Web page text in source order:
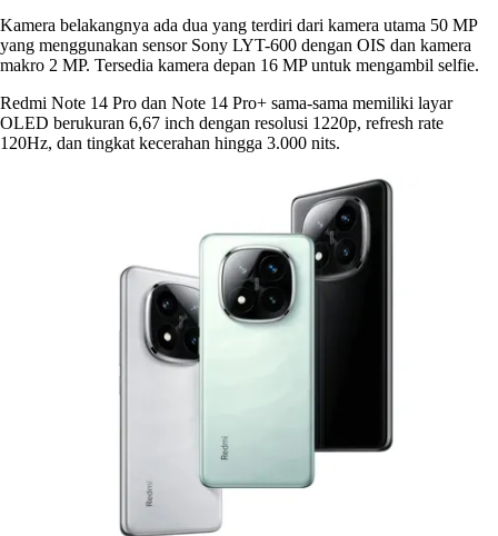
Kamera belakangnya ada dua yang terdiri dari kamera utama 50 MP
yang menggunakan sensor Sony LYT-600 dengan OIS dan kamera
makro 2 MP. Tersedia kamera depan 16 MP untuk mengambil selfie.
Redmi Note 14 Pro dan Note 14 Pro+ sama-sama memiliki layar
OLED berukuran 6,67 inch dengan resolusi 1220p, refresh rate
120Hz, dan tingkat kecerahan hingga 3.000 nits.